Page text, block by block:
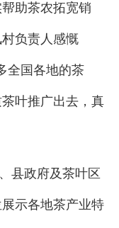
助茶农拓宽销
负责人感慨
全国各地的茶
叶推广出去，真
县政府及茶叶区
示各地茶产业特